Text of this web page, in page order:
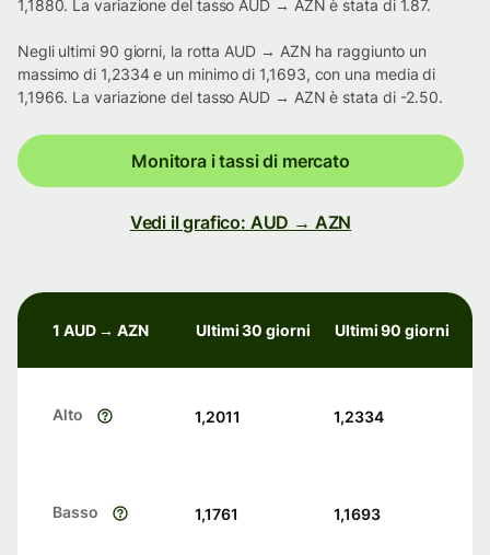
1,1880. La variazione del tasso AUD → AZN è stata di 1.87.
Negli ultimi 90 giorni, la rotta AUD → AZN ha raggiunto un
massimo di 1,2334 e un minimo di 1,1693, con una media di
1,1966. La variazione del tasso AUD → AZN è stata di -2.50.
Monitora i tassi di mercato
Vedi il grafico: AUD → AZN
1 AUD → AZN Ultimi 30 giorni Ultimi 90 giorni
Alto 1,2011 1,2334
Basso 1,1761 1,1693